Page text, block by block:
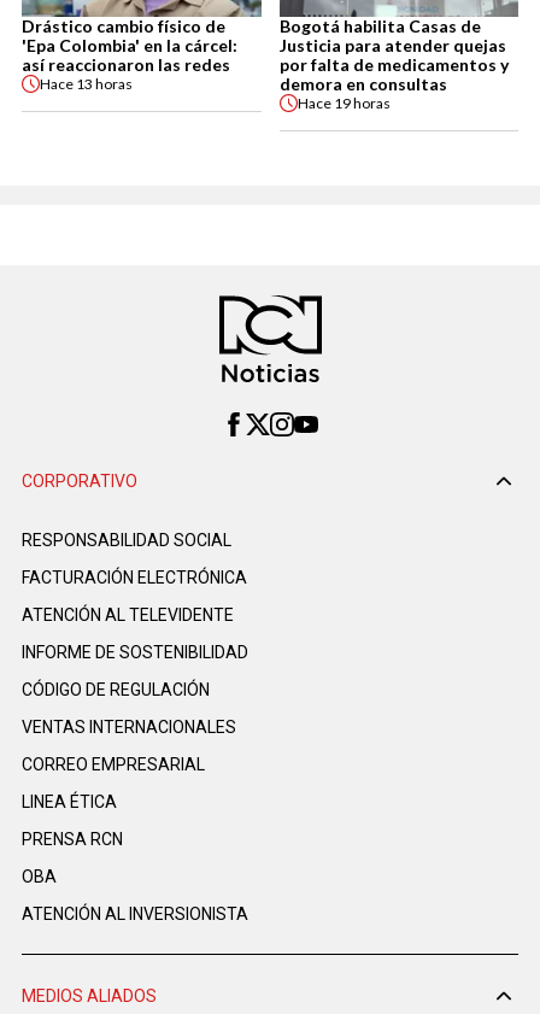
Drástico cambio físico de
'Epa Colombia' en la cárcel:
así reaccionaron las redes
Hace 13 horas
Bogotá habilita Casas de
Justicia para atender quejas
por falta de medicamentos y
demora en consultas
Hace 19 horas
CORPORATIVO
RESPONSABILIDAD SOCIAL
FACTURACIÓN ELECTRÓNICA
ATENCIÓN AL TELEVIDENTE
INFORME DE SOSTENIBILIDAD
CÓDIGO DE REGULACIÓN
VENTAS INTERNACIONALES
CORREO EMPRESARIAL
LINEA ÉTICA
PRENSA RCN
OBA
ATENCIÓN AL INVERSIONISTA
MEDIOS ALIADOS